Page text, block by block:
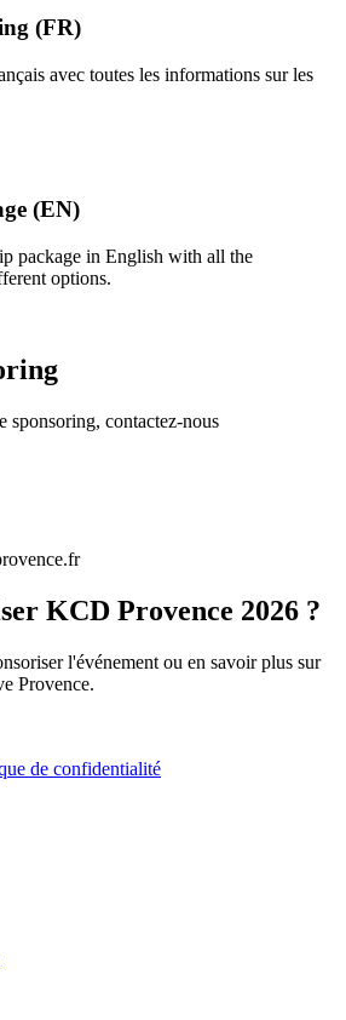
(FR)
avec toutes les informations sur les
(EN)
package in English with all the
options.
sponsoring, contactez-nous
KCD Provence 2026 ?
l'événement ou en savoir plus sur
Provence.
de confidentialité